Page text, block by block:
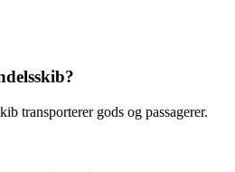
transporterer gods og passagerer.